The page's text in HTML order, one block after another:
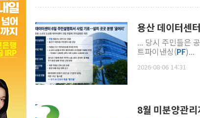
용산 데이터센
... 당시 주민들은
트파이낸싱(PF)...
2026-08-06 14:31
8월 미분양관